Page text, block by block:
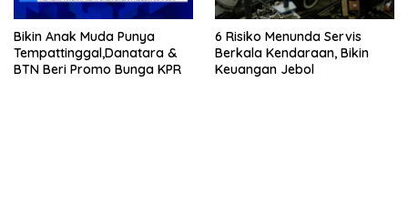
Bikin Anak Muda Punya
Tempattinggal,Danatara &
BTN Beri Promo Bunga KPR
6 Risiko Menunda Servis
Berkala Kendaraan, Bikin
Keuangan Jebol